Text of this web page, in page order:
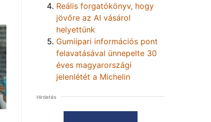
Reális forgatókönyv, hogy
jövőre az AI vásárol
helyettünk
Gumiipari információs pont
felavatásával ünnepelte 30
éves magyarországi
jelenlétét a Michelin
Hirdetés